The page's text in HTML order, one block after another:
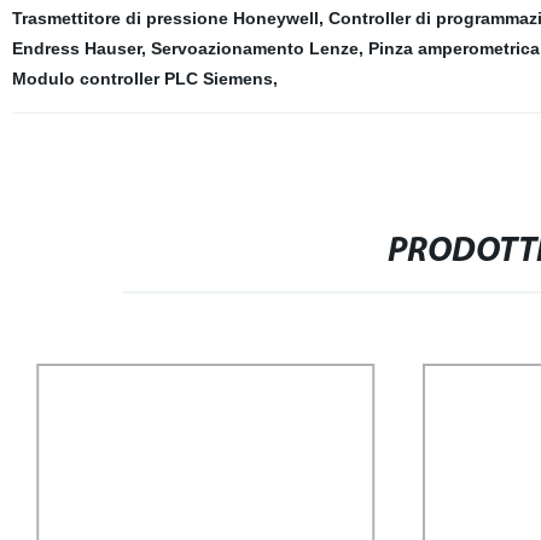
Trasmettitore di pressione Honeywell, Controller di
Endress Hauser, Servoazionamento Lenze, Pinza
Modulo controller PLC Siemens,